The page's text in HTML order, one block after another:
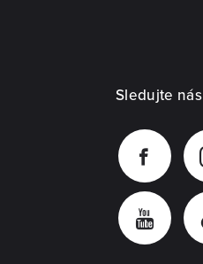
Sledujte nás